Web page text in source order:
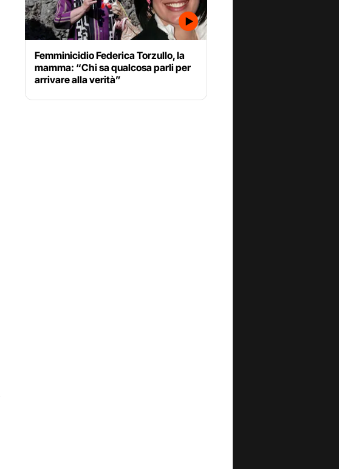
Femminicidio Federica Torzullo, la
mamma: “Chi sa qualcosa parli per
arrivare alla verità”